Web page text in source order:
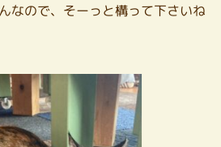
なので、そーっと構って下さいね